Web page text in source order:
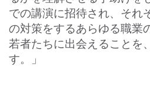
での講演に招待され、それ
の対策をするあらゆる職業
若者たちに出会えることを
す。」